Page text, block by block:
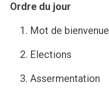
Ordre du jour
Mot de bienvenue
Elections
Assermentation